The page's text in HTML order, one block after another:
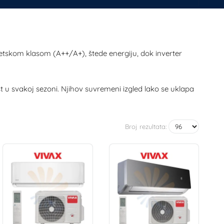
klasom (A++/A+), štede energiju, dok inverter
svakoj sezoni. Njihov suvremeni izgled lako se uklapa
Broj rezultata: